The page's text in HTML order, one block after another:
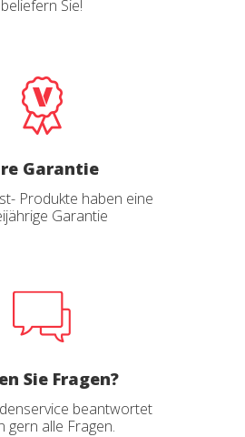
beliefern Sie!
Garantie
Produkte haben eine
Garantie
Sie Fragen?
beantwortet
gern alle Fragen.
zu erstellen, um basierend auf
der Benutzer des Dienstes
Sie ermöglichen es uns, die
des Benutzers zu speichern, um
zu verbessern und
Dank ihnen können wir